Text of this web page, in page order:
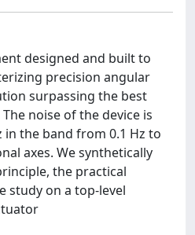
designed and built to
precision angular
surpassing the best
noise of the device is
the band from 0.1 Hz to
axes. We synthetically
the practical
study on a top-level